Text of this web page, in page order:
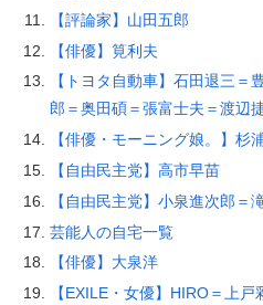
【評論家】山田五郎
【俳優】筧利夫
【トヨタ自動車】石田退三＝
郎＝奥田碩＝張富士夫＝渡辺
【俳優・モーニング娘。】杉
【自由民主党】高市早苗
【自由民主党】小泉進次郎＝
芸能人の自宅一覧
【俳優】大泉洋
【EXILE・女優】HIRO＝上戸